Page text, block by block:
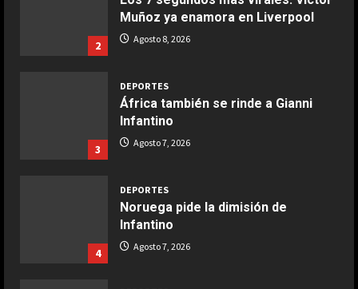
COCINA
Boquerones fritos en freidora de
aire
COCINA
Buñuelos de alcachofas
COCINA
Ternera guisada con senderuelas
3
Infantino
Agosto 7, 2026
4
DEPORTES
Noruega pide la dimisión de
Infantino
Agosto 7, 2026
5
DEPORTES
Ivan Toney, acusado de agresión en
una discoteca
Agosto 7, 2026